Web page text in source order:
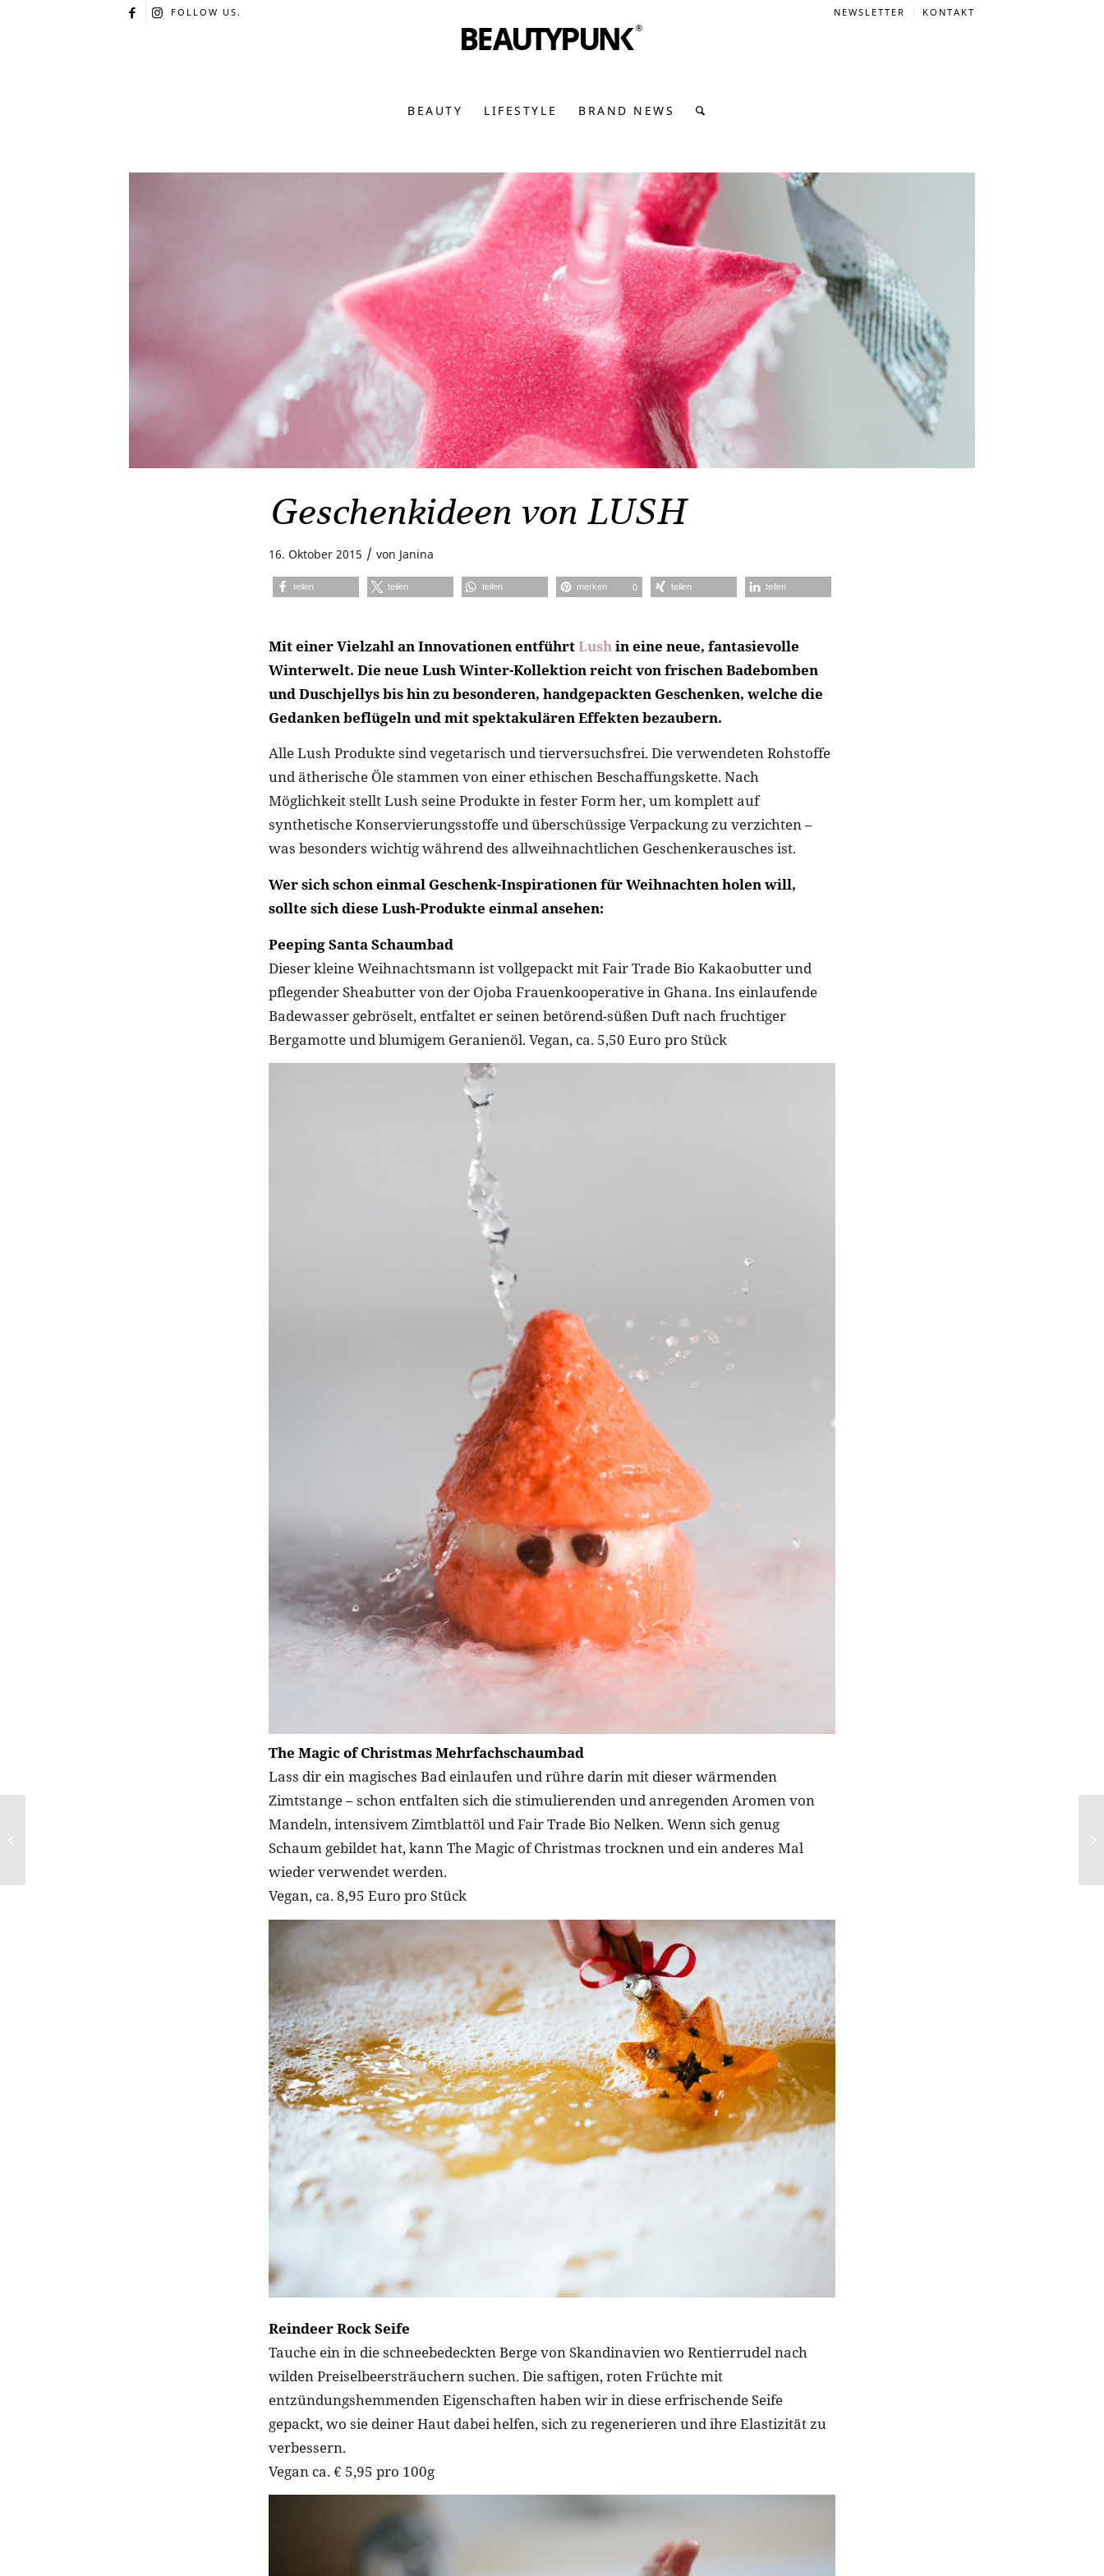
NEWSLETTER KONTAKT
FOLLOW US.
BEAUTY LIFESTYLE BRAND NEWS
Geschenkideen von LUSH
16. Oktober 2015 / von Janina
teilen teilen teilen merken 0 teilen teilen
Mit einer Vielzahl an Innovationen entführtLushin eine neue, fantasievolle
Winterwelt. Die neue Lush Winter-Kollektion reicht von frischen Badebomben
und Duschjellys bis hin zu besonderen, handgepackten Geschenken, welche die
Gedanken beflügeln und mit spektakulären Effekten bezaubern.
Alle Lush Produkte sind vegetarisch und tierversuchsfrei. Die verwendeten Rohstoffe
und ätherische Öle stammen von einer ethischen Beschaffungskette. Nach
Möglichkeit stellt Lush seine Produkte in fester Form her, um komplett auf
synthetische Konservierungsstoffe und überschüssige Verpackung zu verzichten –
was besonders wichtig während des allweihnachtlichen Geschenkerausches ist.
Wer sich schon einmal Geschenk-Inspirationen für Weihnachten holen will,
sollte sich diese Lush-Produkte einmal ansehen:
Peeping Santa Schaumbad
Dieser kleine Weihnachtsmann ist vollgepackt mit Fair Trade Bio Kakaobutter und
pflegender Sheabutter von der Ojoba Frauenkooperative in Ghana. Ins einlaufende
Badewasser gebröselt, entfaltet er seinen betörend-süßen Duft nach fruchtiger
Bergamotte und blumigem Geranienöl. Vegan, ca. 5,50 Euro pro Stück
The Magic of Christmas Mehrfachschaumbad
Lass dir ein magisches Bad einlaufen und rühre darin mit dieser wärmenden
Zimtstange – schon entfalten sich die stimulierenden und anregenden Aromen von
Mandeln, intensivem Zimtblattöl und Fair Trade Bio Nelken. Wenn sich genug
Schaum gebildet hat, kann The Magic of Christmas trocknen und ein anderes Mal
wieder verwendet werden.
Vegan, ca. 8,95 Euro pro Stück
Reindeer Rock Seife
Tauche ein in die schneebedeckten Berge von Skandinavien wo Rentierrudel nach
wilden Preiselbeersträuchern suchen. Die saftigen, roten Früchte mit
entzündungshemmenden Eigenschaften haben wir in diese erfrischende Seife
gepackt, wo sie deiner Haut dabei helfen, sich zu regenerieren und ihre Elastizität zu
verbessern.
Vegan ca. € 5,95 pro 100g